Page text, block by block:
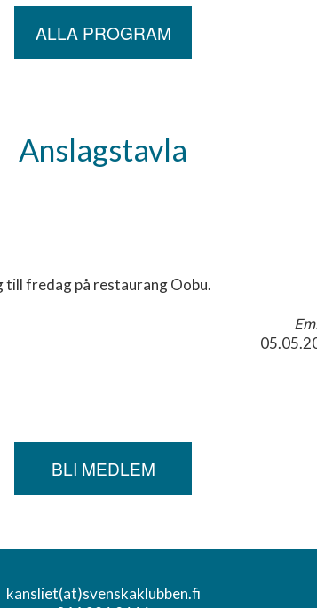
ALLA PROGRAM
Anslagstavla
till fredag på restaurang Oobu.
BLI MEDLEM
kansliet(at)svenskaklubben.fi